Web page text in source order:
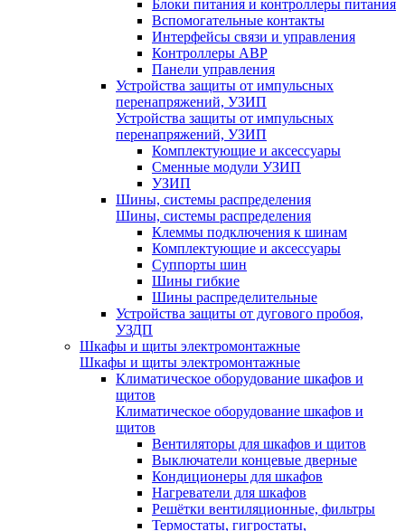
Блоки питания и контроллеры питания
Вспомогательные контакты
Интерфейсы связи и управления
Контроллеры АВР
Панели управления
Устройства защиты от импульсных
перенапряжений, УЗИП
Устройства защиты от импульсных
перенапряжений, УЗИП
Комплектующие и аксессуары
Сменные модули УЗИП
УЗИП
Шины, системы распределения
Шины, системы распределения
Клеммы подключения к шинам
Комплектующие и аксессуары
Суппорты шин
Шины гибкие
Шины распределительные
Устройства защиты от дугового пробоя,
УЗДП
Шкафы и щиты электромонтажные
Шкафы и щиты электромонтажные
Климатическое оборудование шкафов и
щитов
Климатическое оборудование шкафов и
щитов
Вентиляторы для шкафов и щитов
Выключатели концевые дверные
Кондиционеры для шкафов
Нагреватели для шкафов
Решётки вентиляционные, фильтры
Термостаты, гигростаты,